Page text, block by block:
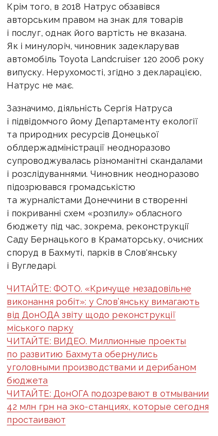
Крім того, в 2018 Натрус обзавівся
авторським правом на знак для товарів
і послуг, однак його вартість не вказана.
Як і минулоріч, чиновник задекларував
автомобіль Toyota Landcruiser 120 2006 року
випуску. Нерухомості, згідно з декларацією,
Натрус не має.
Зазначимо, діяльність Сергія Натруса
і підвідомчого йому Департаменту екології
та природних ресурсів Донецької
облдержадміністрації неодноразово
супроводжувалась різноманітні скандалами
і розслідуваннями. Чиновник неодноразово
підозрювався громадськістю
та журналістами Донеччини в створенні
і покриванні схем «розпилу» обласного
бюджету під час, зокрема, реконструкції
Саду Бернацького в Краматорську, очисних
споруд в Бахмуті, парків в Слов'янську
і Вугледарі.
ЧИТАЙТЕ: ФОТО. «Кричуще незадовільне
виконання робіт»: у Слов’янську вимагають
від ДонОДА звіту щодо реконструкції
міського парку
ЧИТАЙТЕ: ВИДЕО. Миллионные проекты
по развитию Бахмута обернулись
уголовными производствами и дерибаном
бюджета
ЧИТАЙТЕ: ДонОГА подозревают в отмывании
42 млн грн на эко-станциях, которые сегодня
простаивают